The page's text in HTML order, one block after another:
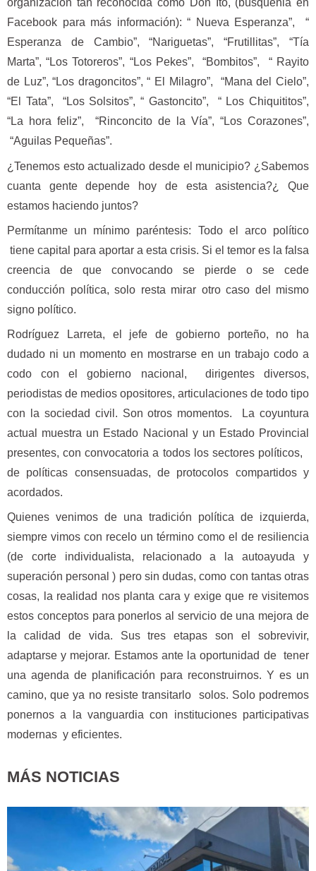
organización tan reconocida como Don Ito, (búsquenla en
Facebook para más información): “ Nueva Esperanza”, “
Esperanza de Cambio”, “Nariguetas”, “Frutillitas”, “Tía
Marta”, “Los Totoreros”, “Los Pekes”, “Bombitos”, “ Rayito
de Luz”, “Los dragoncitos”, “ El Milagro”, “Mana del Cielo”,
“El Tata”, “Los Solsitos”, “ Gastoncito”, “ Los Chiquititos”,
“La hora feliz”, “Rinconcito de la Vía”, “Los Corazones”,
“Aguilas Pequeñas”.
¿Tenemos esto actualizado desde el municipio? ¿Sabemos
cuanta gente depende hoy de esta asistencia?¿ Que
estamos haciendo juntos?
Permítanme un mínimo paréntesis: Todo el arco político
tiene capital para aportar a esta crisis. Si el temor es la falsa
creencia de que convocando se pierde o se cede
conducción política, solo resta mirar otro caso del mismo
signo político.
Rodríguez Larreta, el jefe de gobierno porteño, no ha
dudado ni un momento en mostrarse en un trabajo codo a
codo con el gobierno nacional, dirigentes diversos,
periodistas de medios opositores, articulaciones de todo tipo
con la sociedad civil. Son otros momentos. La coyuntura
actual muestra un Estado Nacional y un Estado Provincial
presentes, con convocatoria a todos los sectores políticos,
de políticas consensuadas, de protocolos compartidos y
acordados.
Quienes venimos de una tradición política de izquierda,
siempre vimos con recelo un término como el de resiliencia
(de corte individualista, relacionado a la autoayuda y
superación personal ) pero sin dudas, como con tantas otras
cosas, la realidad nos planta cara y exige que re visitemos
estos conceptos para ponerlos al servicio de una mejora de
la calidad de vida. Sus tres etapas son el sobrevivir,
adaptarse y mejorar. Estamos ante la oportunidad de tener
una agenda de planificación para reconstruirnos. Y es un
camino, que ya no resiste transitarlo solos. Solo podremos
ponernos a la vanguardia con instituciones participativas
modernas y eficientes.
MÁS NOTICIAS